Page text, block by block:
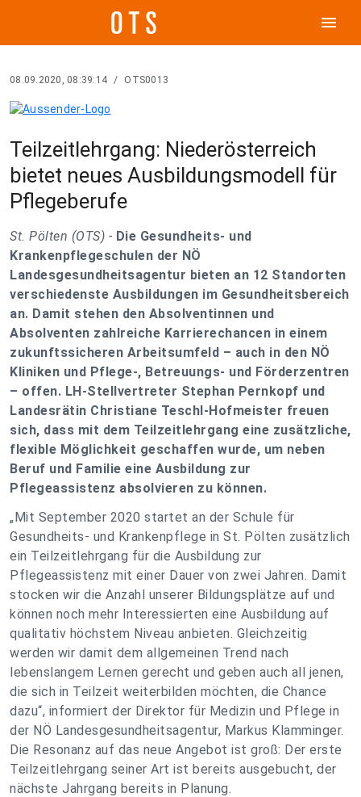
menu
08.09.2020, 08:39:14 / OTS0013
Teilzeitlehrgang: Niederösterreich
bietet neues Ausbildungsmodell für
Pflegeberufe
St. Pölten (OTS) - Die Gesundheits- und
Krankenpflegeschulen der NÖ
Landesgesundheitsagentur bieten an 12 Standorten
verschiedenste Ausbildungen im Gesundheitsbereich
an. Damit stehen den Absolventinnen und
Absolventen zahlreiche Karrierechancen in einem
zukunftssicheren Arbeitsumfeld – auch in den NÖ
Kliniken und Pflege-, Betreuungs- und Förderzentren
– offen. LH-Stellvertreter Stephan Pernkopf und
Landesrätin Christiane Teschl-Hofmeister freuen
sich, dass mit dem Teilzeitlehrgang eine zusätzliche,
flexible Möglichkeit geschaffen wurde, um neben
Beruf und Familie eine Ausbildung zur
Pflegeassistenz absolvieren zu können.
„Mit September 2020 startet an der Schule für
Gesundheits- und Krankenpflege in St. Pölten zusätzlich
ein Teilzeitlehrgang für die Ausbildung zur
Pflegeassistenz mit einer Dauer von zwei Jahren. Damit
stocken wir die Anzahl unserer Bildungsplätze auf und
können noch mehr Interessierten eine Ausbildung auf
qualitativ höchstem Niveau anbieten. Gleichzeitig
werden wir damit dem allgemeinen Trend nach
lebenslangem Lernen gerecht und geben auch all jenen,
die sich in Teilzeit weiterbilden möchten, die Chance
dazu“, informiert der Direktor für Medizin und Pflege in
der NÖ Landesgesundheitsagentur, Markus Klamminger.
Die Resonanz auf das neue Angebot ist groß: Der erste
Teilzeitlehrgang seiner Art ist bereits ausgebucht, der
nächste Jahrgang bereits in Planung.